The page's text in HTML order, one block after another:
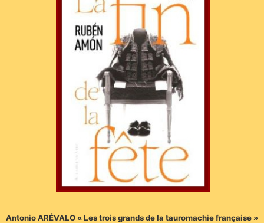
Antonio ARÉVALO « Les trois grands de la tauromachie française »